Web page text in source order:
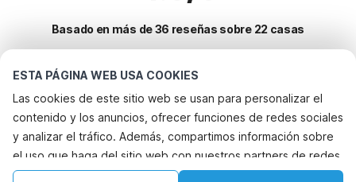
ESTA PÁGINA WEB USA COOKIES
Las cookies de este sitio web se usan para personalizar el
contenido y los anuncios, ofrecer funciones de redes sociales
y analizar el tráfico. Además, compartimos información sobre
el uso que haga del sitio web con nuestros partners de redes
sociales, publicidad y análisis web, quienes pueden
Basado en más de 36 reseñas sobre 22 casas
Destinos más populares para vacaciones
Ciudades con los mejores servicios para vacaciones
Alquileres vacacionales para familias con niños saint-marcel-
Servicios populares para vacaciones en Montours